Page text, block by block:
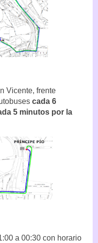
Vicente, frente
cada 6
5 minutos por la
a 00:30 con horario